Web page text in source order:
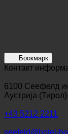
Боокмарк
Контакт
6100 Сеефелд
Аустрија (Тирол)